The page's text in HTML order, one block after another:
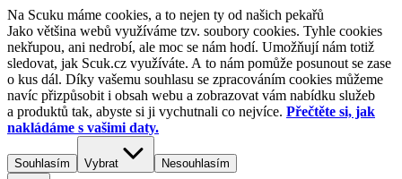
Na Scuku máme cookies, a to nejen ty od našich pekařů
Jako většina webů využíváme tzv. soubory cookies. Tyhle cookies
nekřupou, ani nedrobí, ale moc se nám hodí. Umožňují nám totiž
sledovat, jak Scuk.cz využíváte. A to nám pomůže posunout se zase
o kus dál. Díky vašemu souhlasu se zpracováním cookies můžeme
navíc přizpůsobit i obsah webu a zobrazovat vám nabídku služeb
a produktů tak, abyste si ji vychutnali co nejvíce. Přečtěte si, jak
nakládáme s vašimi daty.
Souhlasím Vybrat Nesouhlasím